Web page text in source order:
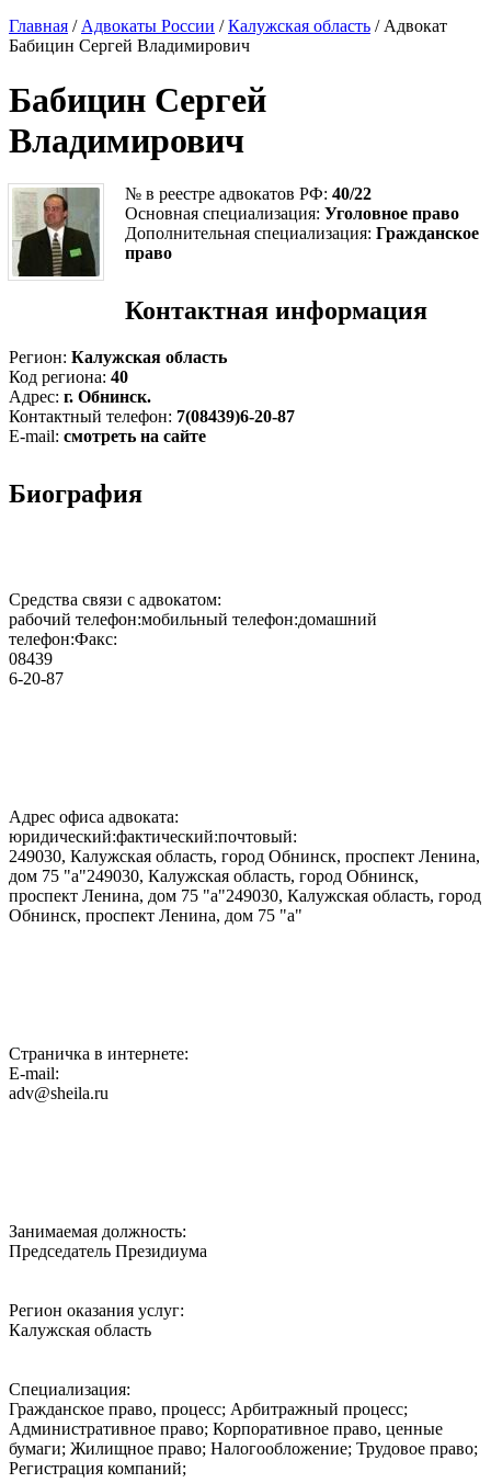
Главная / Адвокаты России /Калужская область / Адвокат
Бабицин Сергей Владимирович
Бабицин Сергей
Владимирович
№ в реестре адвокатов РФ: 40/22
Основная специализация: Уголовное право
Дополнительная специализация: Гражданское
право
Контактная информация
Регион: Калужская область
Код региона: 40
Адрес: г. Обнинск.
Контактный телефон: 7(08439)6-20-87
E-mail: смотреть на сайте
Биография
Средства связи с адвокатом:
рабочий телефон:мобильный телефон:домашний
телефон:Факс:
08439
6-20-87
Адрес офиса адвоката:
юридический:фактический:почтовый:
249030, Калужская область, город Обнинск, проспект Ленина,
дом 75 "а"249030, Калужская область, город Обнинск,
проспект Ленина, дом 75 "а"249030, Калужская область, город
Обнинск, проспект Ленина, дом 75 "а"
Страничка в интернете:
E-mail:
adv@sheila.ru
Занимаемая должность:
Председатель Президиума
Регион оказания услуг:
Калужская область
Специализация:
Гражданское право, процесс; Арбитражный процесс;
Административное право; Корпоративное право, ценные
бумаги; Жилищное право; Налогообложение; Трудовое право;
Регистрация компаний;